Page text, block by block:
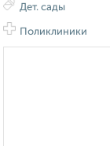
Дет. сады
Поликлиники